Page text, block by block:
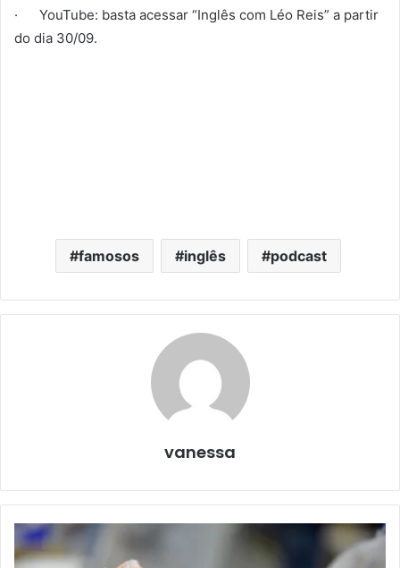
· YouTube: basta acessar “Inglês com Léo Reis” a partir
do dia 30/09.
famosos inglês podcast
vanessa